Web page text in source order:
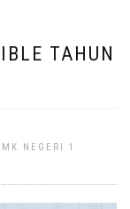
TAHUN
NEGERI 1